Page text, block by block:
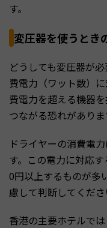
す。
変圧器を使うとき
どうしても変圧器が
費電力（ワット数）
費電力を超える機器
つながる恐れがありま
ドライヤーの消費電
す。この電力に対応
0円以上するものが多
慮して判断してくださ
香港の主要ホテルで